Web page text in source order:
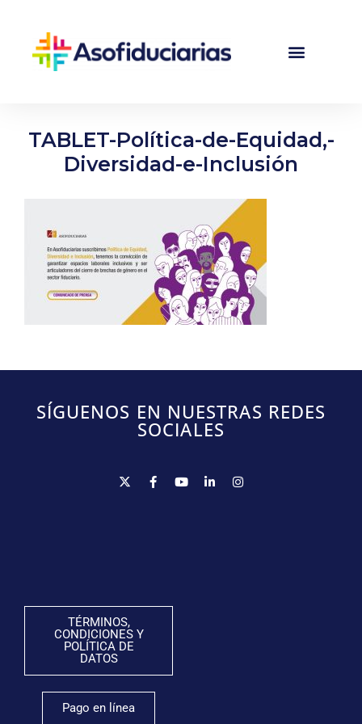
TABLET-Política-de-Equidad,-
Diversidad-e-Inclusión
SÍGUENOS EN NUESTRAS REDES
SOCIALES
TÉRMINOS,
CONDICIONES Y
POLÍTICA DE
DATOS
Pago en línea